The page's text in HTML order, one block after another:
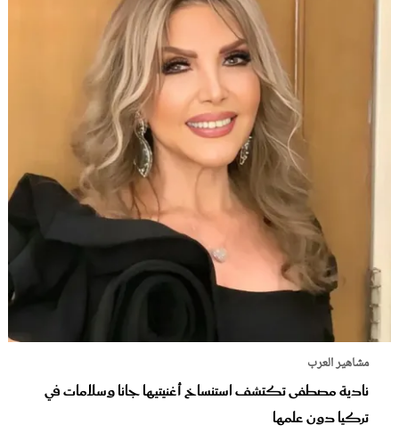
مشاهير العرب
نادية مصطفى تكتشف استنساخ أغنيتيها جانا وسلامات في
تركيا دون علمها